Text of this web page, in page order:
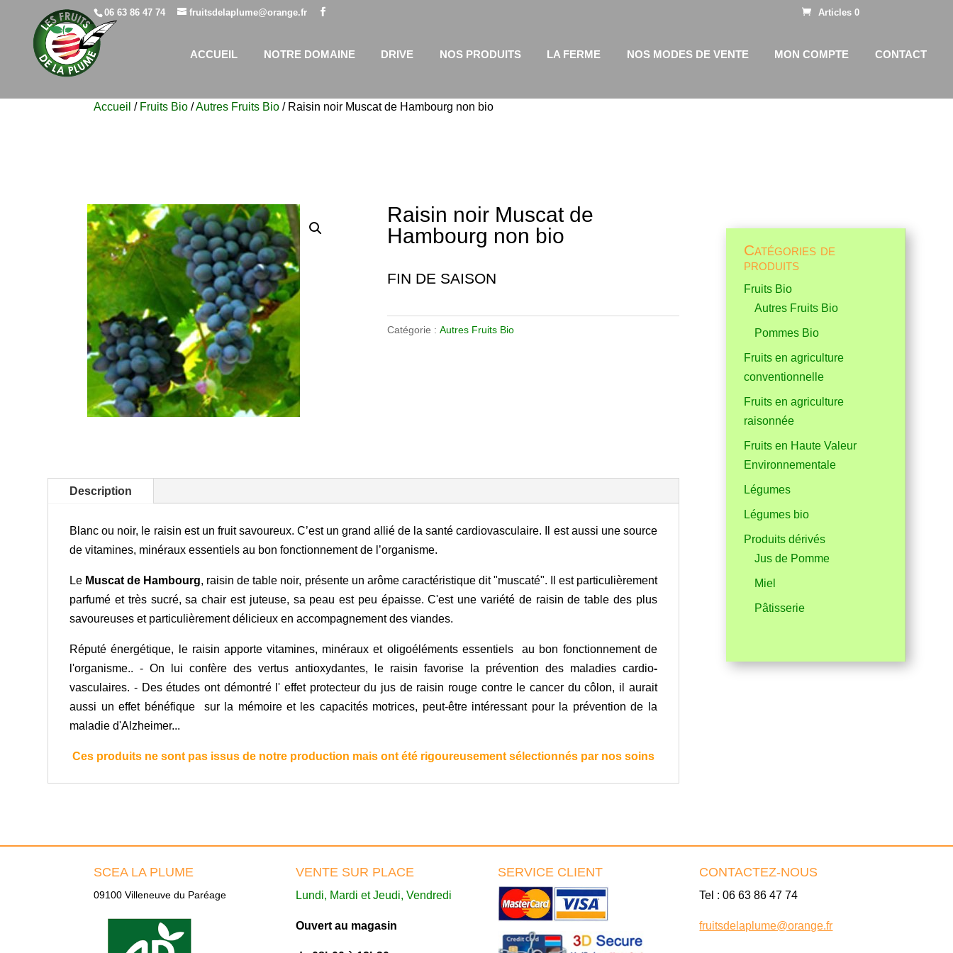
06 63 86 47 74 fruitsdelaplume@orange.fr Articles 0
ACCUEIL NOTRE DOMAINE DRIVE NOS PRODUITS LA FERME NOS MODES DE VENTE MON COMPTE CONTACT
Accueil / Fruits Bio /Autres Fruits Bio / Raisin noir Muscat de Hambourg non bio
Raisin noir Muscat de
Hambourg non bio
FIN DE SAISON
Catégorie : Autres Fruits Bio
Description
Blanc ou noir, le raisin est un fruit savoureux. C’est un grand allié de la santé cardiovasculaire. Il est aussi une source
de vitamines, minéraux essentiels au bon fonctionnement de l’organisme.
Le Muscat de Hambourg, raisin de table noir, présente un arôme caractéristique dit "muscaté". Il est particulièrement
parfumé et très sucré, sa chair est juteuse, sa peau est peu épaisse. C'est une variété de raisin de table des plus
savoureuses et particulièrement délicieux en accompagnement des viandes.
Réputé énergétique, le raisin apporte vitamines, minéraux et oligoéléments essentiels au bon fonctionnement de
l'organisme.. - On lui confère des vertus antioxydantes, le raisin favorise la prévention des maladies cardio-
vasculaires. - Des études ont démontré l' effet protecteur du jus de raisin rouge contre le cancer du côlon, il
aurait
aussi un effet bénéfique sur la mémoire et les capacités motrices, peut-être intéressant pour la prévention de la
maladie d'Alzheimer...
Ces produits ne sont pas issus de notre production mais ont été rigoureusement sélectionnés par nos soins
Catégories de
produits
Fruits Bio
Autres Fruits Bio
Pommes Bio
Fruits en agriculture
conventionnelle
Fruits en agriculture
raisonnée
Fruits en Haute Valeur
Environnementale
Légumes
Légumes bio
Produits dérivés
Jus de Pomme
Miel
Pâtisserie
SCEA LA PLUME
09100 Villeneuve du Paréage
VENTE SUR PLACE
Lundi, Mardi et Jeudi, Vendredi
Ouvert au magasin
SERVICE CLIENT CONTACTEZ-NOUS
Tel : 06 63 86 47 74
fruitsdelaplume@orange.fr